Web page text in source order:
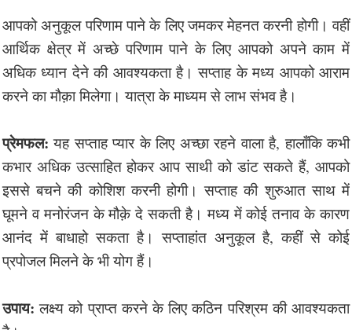
आपको अनुकूल परिणाम पाने के लिए जमकर मेहनत करनी होगी। वहीं
आर्थिक क्षेत्र में अच्छे परिणाम पाने के लिए आपको अपने काम में
अधिक ध्यान देने की आवश्यकता है। सप्ताह के मध्य आपको आराम
करने का मौक़ा मिलेगा। यात्रा के माध्यम से लाभ संभव है।
प्रेमफल: यह सप्ताह प्यार के लिए अच्छा रहने वाला है, हालाँकि कभी
कभार अधिक उत्साहित होकर आप साथी को डांट सकते हैं, आपको
इससे बचने की कोशिश करनी होगी। सप्ताह की शुरुआत साथ में
घूमने व मनोरंजन के मौक़े दे सकती है। मध्य में कोई तनाव के कारण
आनंद में बाधाहो सकता है। सप्ताहांत अनुकूल है, कहीं से कोई
प्रपोजल मिलने के भी योग हैं।
उपाय: लक्ष्य को प्राप्त करने के लिए कठिन परिश्रम की आवश्यकता